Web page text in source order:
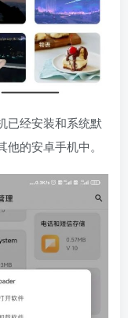
已经安装和系统默
的安卓手机中。